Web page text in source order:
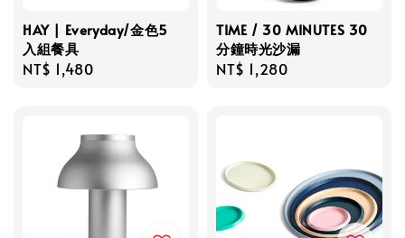
HAY | Everyday/金色5
入組餐具
Regular
NT$ 1,480
TIME / 30 MINUTES 30
分鐘時光沙漏
Regular
NT$ 1,280